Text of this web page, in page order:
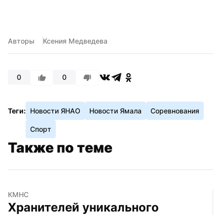
Авторы Ксения Медведева
0 0
Теги: Новости ЯНАО Новости Ямала Соревнования
Спорт
Также по теме
КМНС
Хранителей уникального